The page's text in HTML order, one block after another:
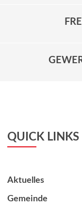
QUICK LINKS
Aktuelles
Gemeinde